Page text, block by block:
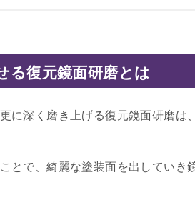
る復元鏡面研磨とは
に深く磨き上げる復元鏡面研磨は
とで、綺麗な塗装面を出していき